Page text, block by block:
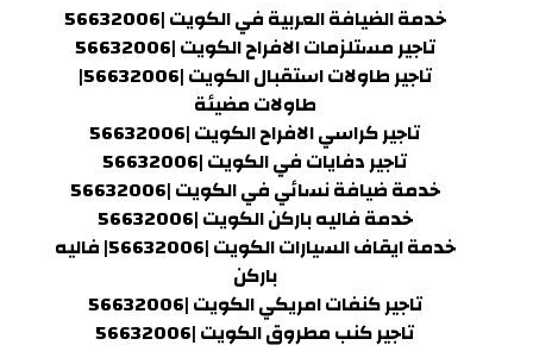
خدمة الضيافة العربية في الكويت |56632006
تاجير مستلزمات الافراح الكويت |56632006
تاجير طاولات استقبال الكويت |56632006|
طاولات مضيئة
تاجير كراسي الافراح الكويت |56632006
تاجير دفايات في الكويت |56632006
خدمة ضيافة نسائي في الكويت |56632006
خدمة فاليه باركن الكويت |56632006
خدمة ايقاف السيارات الكويت |56632006| فاليه
باركن
تاجير كنفات امريكي الكويت |56632006
تاجير كنب مطروق الكويت |56632006